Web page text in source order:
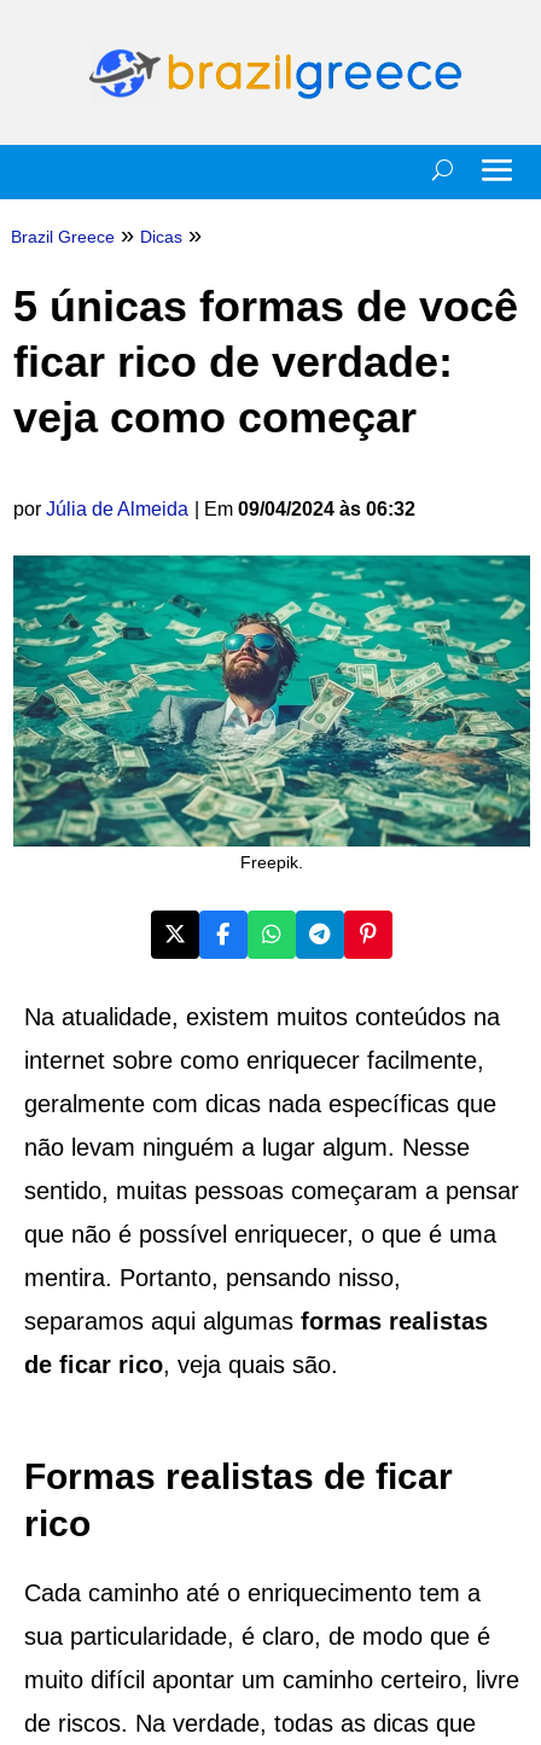
Brazil Greece » Dicas »
5 únicas formas de você
ficar rico de verdade:
veja como começar
por Júlia de Almeida | Em 09/04/2024 às 06:32
Freepik.
Na atualidade, existem muitos conteúdos na
internet sobre como enriquecer facilmente,
geralmente com dicas nada específicas que
não levam ninguém a lugar algum. Nesse
sentido, muitas pessoas começaram a pensar
que não é possível enriquecer, o que é uma
mentira. Portanto, pensando nisso,
separamos aqui algumas formas realistas
de ficar rico, veja quais são.
Formas realistas de ficar
rico
Cada caminho até o enriquecimento tem a
sua particularidade, é claro, de modo que é
muito difícil apontar um caminho certeiro, livre
de riscos. Na verdade, todas as dicas que